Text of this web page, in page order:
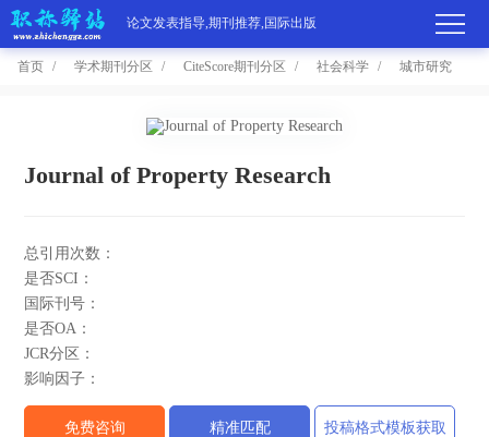
论文发表指导,期刊推荐,国际出版
首页 学术期刊分区 CiteScore期刊分区 社会科学 城市研究
Journal of Property Research
总引用次数：
是否SCI：
国际刊号：
是否OA：
JCR分区：
影响因子：
免费咨询 精准匹配 投稿格式模板获取